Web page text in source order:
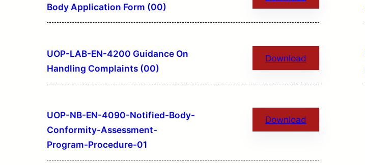
Body Application Form (00)
UOP-LAB-EN-4200 Guidance On
Handling Complaints (00)
Download
UOP-NB-EN-4090-Notified-Body-
Conformity-Assessment-
Program-Procedure-01
Download